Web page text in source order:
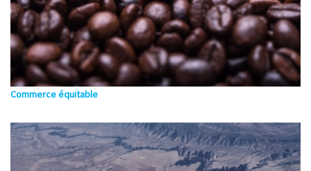
Commerce équitable